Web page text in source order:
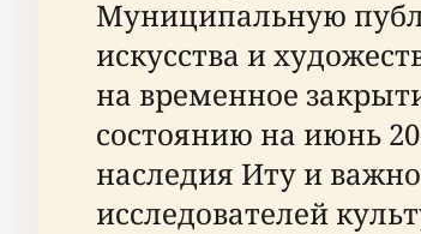
Муниципальную
искусства и
на временное
состоянию на июнь
наследия Иту и
исследователей